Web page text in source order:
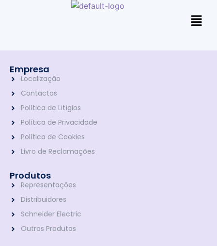
Empresa
Localização
Contactos
Política de Litígios
Política de Privacidade
Política de Cookies
Livro de Reclamações
Produtos
Representações
Distribuidores
Schneider Electric
Outros Produtos